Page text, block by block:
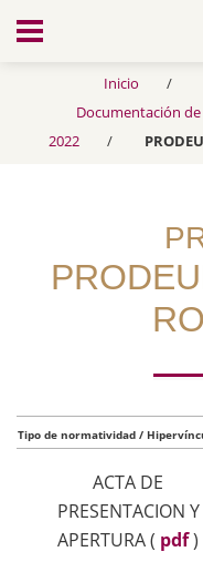
Transparencia
Inicio
Documentación
2022
Tipo de normatividad /
ACTA DE
PRESENTACION Y
APERTURA( pdf)